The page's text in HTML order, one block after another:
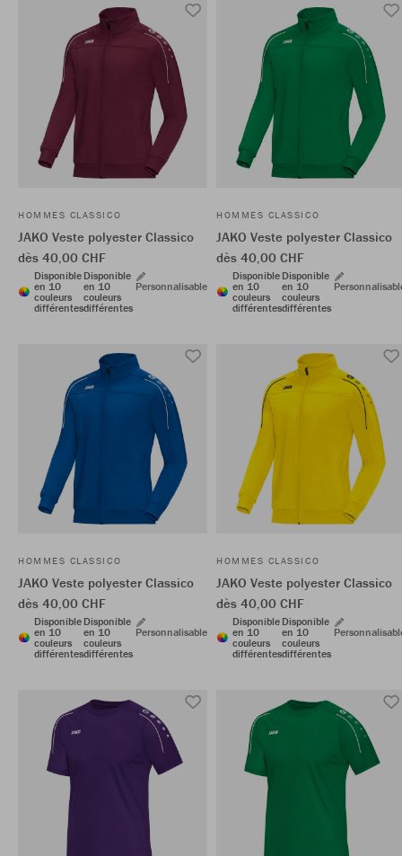
HOMMES CLASSICO
JAKO Veste polyester Classico
dès 40,00 CHF
Disponible
en 10
couleurs
différentes
Disponible
en 10
couleurs
différentes
Personnalisable
HOMMES CLASSICO
JAKO Veste polyester Classico
dès 40,00 CHF
Disponible
en 10
couleurs
différentes
Disponible
en 10
couleurs
différentes
HOMMES CLASSICO
JAKO Veste polyester Classico
dès 40,00 CHF
Disponible
en 10
couleurs
différentes
Disponible
en 10
couleurs
différentes
Personnalisable
HOMMES CLASSICO
JAKO Veste polyester Classico
dès 40,00 CHF
Disponible
en 10
couleurs
différentes
Disponible
en 10
couleurs
différentes